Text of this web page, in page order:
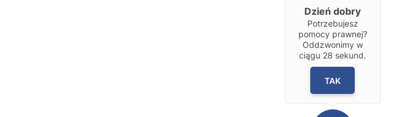
Dzień dobry
Potrzebujesz
pomocy prawnej?
Oddzwonimy w
ciągu 28 sekund.
TAK